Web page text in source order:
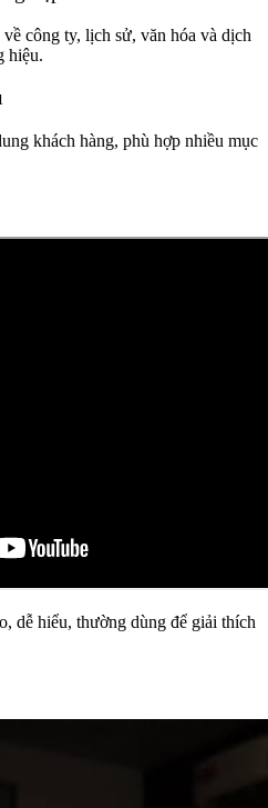
công ty, lịch sử, văn hóa và dịch
hiệu.
khách hàng, phù hợp nhiều mục
dễ hiểu, thường dùng để giải thích